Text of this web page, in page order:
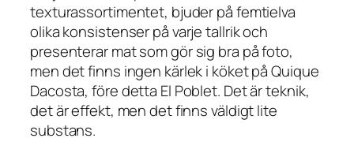
texturassortimentet, bjuder på femtielva
olika konsistenser på varje tallrik och
presenterar mat som gör sig bra på foto,
men det finns ingen kärlek i köket på Quique
Dacosta, före detta El Poblet. Det är teknik,
det är effekt, men det finns väldigt lite
substans.